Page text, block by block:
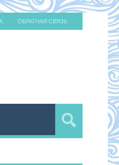
ОБРАТНАЯ СВЯЗЬ